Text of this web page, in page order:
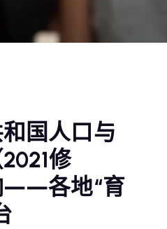
和国人口与
修
——各地“育